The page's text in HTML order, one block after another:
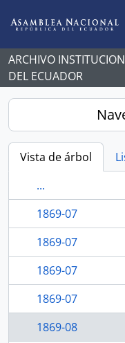
ARCHIVO
DEL ECUADOR
Vista de árbol
...
1869-07
1869-07
1869-07
1869-07
1869-08